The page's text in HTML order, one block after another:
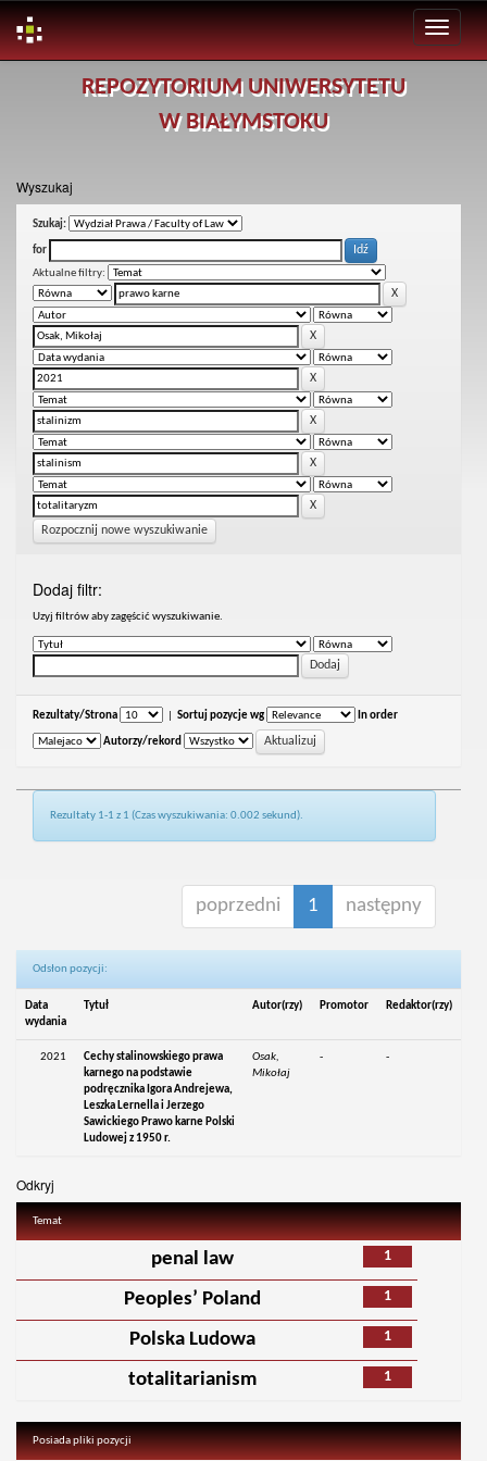
REPOZYTORIUM UNIWERSYTETU
W BIAŁYMSTOKU
Wyszukaj
Szukaj:
for
Aktualne filtry:
Rozpocznij nowe wyszukiwanie
Dodaj filtr:
Uzyj filtrów aby zagęścić wyszukiwanie.
Rezultaty/Strona Sortuj pozycje wg In order
Autorzy/rekord
Rezultaty 1-1 z 1 (Czas wyszukiwania: 0.002 sekund).
poprzedni 1 następny
Odsłon pozycji:
Data
wydania
Tytuł Autor(rzy) Promotor Redaktor(rzy)
2021
Cechy stalinowskiego prawa
karnego na podstawie
podręcznika Igora Andrejewa,
Leszka Lernella i Jerzego
Sawickiego Prawo karne Polski
Ludowej z 1950 r.
Osak,
Mikołaj
- -
Odkryj
Temat
1
penal law
1
Peoples’ Poland
1
Polska Ludowa
1
totalitarianism
Posiada pliki pozycji